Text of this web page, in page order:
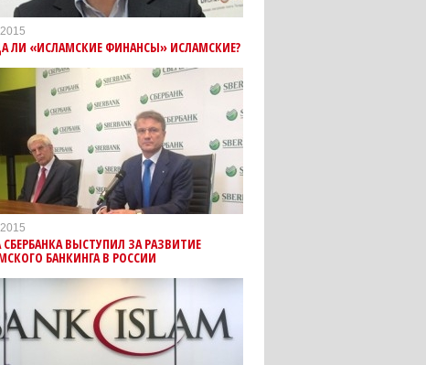
ЛИ «ИСЛАМСКИЕ ФИНАНСЫ» ИСЛАМСКИЕ?
СБЕРБАНКА ВЫСТУПИЛ ЗА РАЗВИТИЕ
БАНКИНГА В РОССИИ